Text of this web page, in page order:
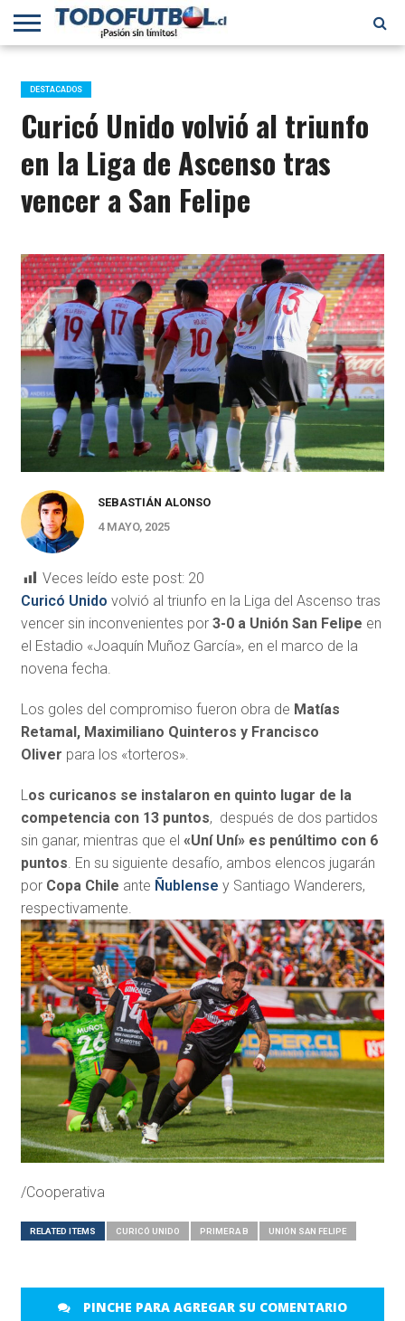
PRIMERA
B
SELECCIÓN
CHILENA
CHILENOS
EN EL
MUNDO
FÚTBOL
INTERNACIONAL
DESTACADOS
Curicó Unido volvió al triunfo
en la Liga de Ascenso tras
vencer a San Felipe
SEBASTIÁN ALONSO
4 MAYO, 2025
Veces leído este post: 20
Curicó Unido volvió al triunfo en la Liga del Ascenso tras
vencer sin inconvenientes por3-0 a Unión San Felipe en
el Estadio «Joaquín Muñoz García», en el marco de la
novena fecha.
Los goles del compromiso fueron obra de Matías
Retamal, Maximiliano Quinteros y Francisco
Oliver para los «torteros».
Los curicanos se instalaron en quinto lugar de la
competencia con 13 puntos, después de dos partidos
sin ganar, mientras que el «Uní Uní» es penúltimo con 6
puntos. En su siguiente desafío, ambos elencos jugarán
por Copa Chile ante Ñublense y Santiago Wanderers,
respectivamente.
/Cooperativa
RELATED ITEMS CURICÓ UNIDO PRIMERA B UNIÓN SAN FELIPE
PINCHE PARA AGREGAR SU COMENTARIO